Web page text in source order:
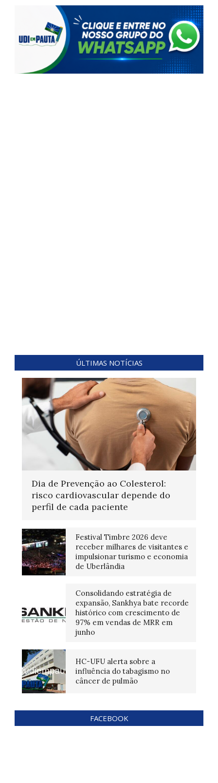
ÚLTIMAS NOTÍCIAS
Dia de Prevenção ao Colesterol:
risco cardiovascular depende do
perfil de cada paciente
Festival Timbre 2026 deve
receber milhares de visitantes e
impulsionar turismo e economia
de Uberlândia
Consolidando estratégia de
expansão, Sankhya bate recorde
histórico com crescimento de
97% em vendas de MRR em
junho
HC-UFU alerta sobre a
influência do tabagismo no
câncer de pulmão
FACEBOOK